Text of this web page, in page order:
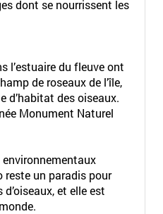
dont se nourrissent les
l’estuaire du fleuve ont
de roseaux de l’île,
d’habitat des oiseaux.
Monument Naturel
reste un paradis pour
et elle est